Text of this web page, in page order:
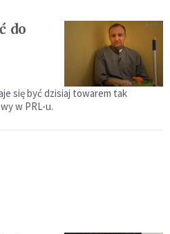
do
się być dzisiaj towarem tak
w PRL-u.